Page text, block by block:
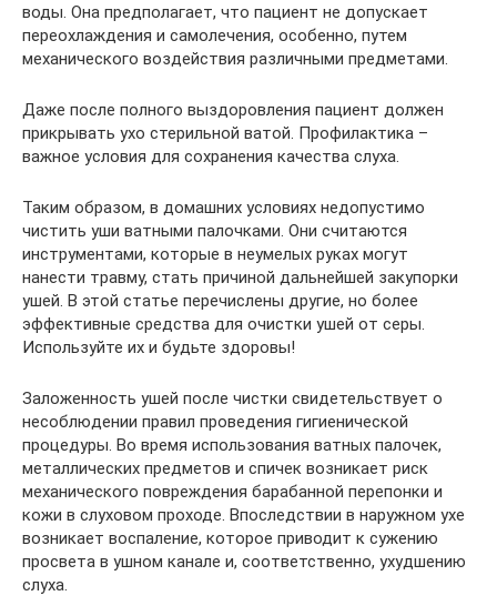
воды. Она предполагает, что пациент не допускает
переохлаждения и самолечения, особенно, путем
механического воздействия различными предметами.
Даже после полного выздоровления пациент должен
прикрывать ухо стерильной ватой. Профилактика –
важное условия для сохранения качества слуха.
Таким образом, в домашних условиях недопустимо
чистить уши ватными палочками. Они считаются
инструментами, которые в неумелых руках могут
нанести травму, стать причиной дальнейшей закупорки
ушей. В этой статье перечислены другие, но более
эффективные средства для очистки ушей от серы.
Используйте их и будьте здоровы!
Заложенность ушей после чистки свидетельствует о
несоблюдении правил проведения гигиенической
процедуры. Во время использования ватных палочек,
металлических предметов и спичек возникает риск
механического повреждения барабанной перепонки и
кожи в слуховом проходе. Впоследствии в наружном ухе
возникает воспаление, которое приводит к сужению
просвета в ушном канале и, соответственно, ухудшению
слуха.